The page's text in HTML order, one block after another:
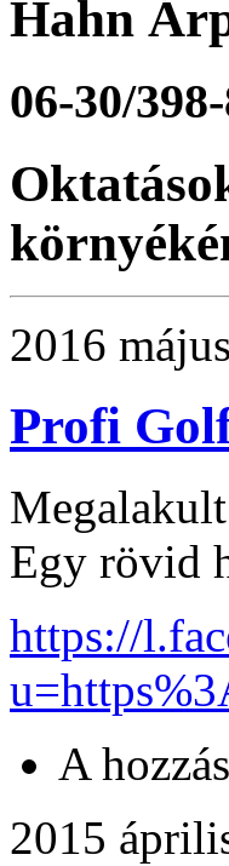
Hahn
06-30/
2016
Profi
Egy rövid
https://
A
2015